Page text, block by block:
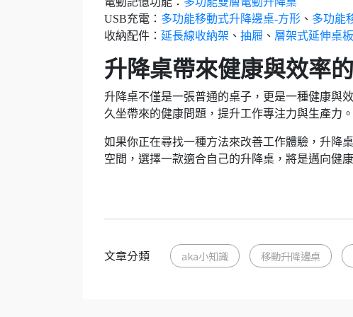
USB充電： 多功能移動式升降邊桌-方形 、 多功能
收納配件： 延長線收納架 、 抽屜 、 層架式延伸桌板
升降桌帶來健康與效率
升降桌不僅是一張普通的桌子，更是一種健康與
久坐帶來的健康問題，提升工作專注力與生產力。
如果你正在尋找一種方法來改善工作體驗，升降
空間，選擇一款適合自己的升降桌，將是邁向健
文章分類 aka小知識 移動升降邊桌